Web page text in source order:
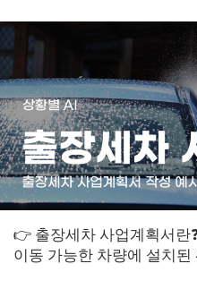
👉 출장세차 사업계획서란
이동 가능한 차량에 설치